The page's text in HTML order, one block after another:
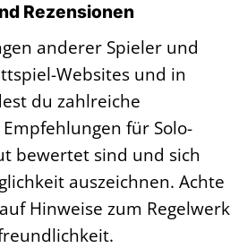
Rezensionen
anderer Spieler und
Websites und in
du zahlreiche
für Solo-
bewertet sind und sich
auszeichnen. Achte
Hinweise zum Regelwerk